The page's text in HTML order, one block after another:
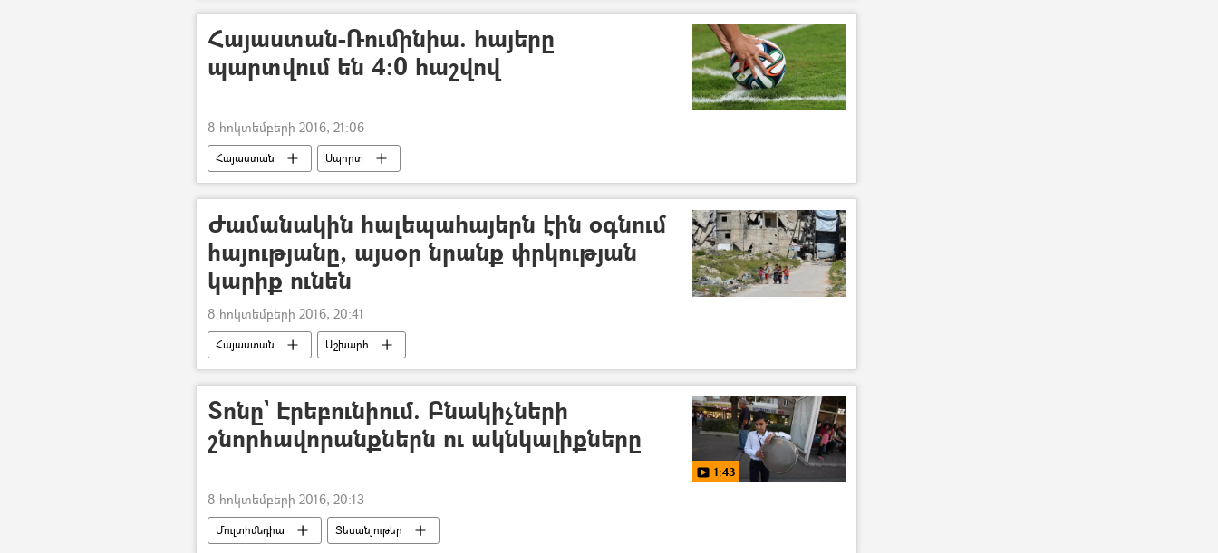
Հայաստան-Ռումինիա. հայերը
պարտվում են 4։0 հաշվով
8 հոկտեմբերի 2016, 21:06
Հայաստան Սպորտ
Ժամանակին հալեպահայերն էին օգնում
հայությանը, այսօր նրանք փրկության
կարիք ունեն
8 հոկտեմբերի 2016, 20:41
Հայաստան Աշխարհ
Տոնը` Էրեբունիում. Բնակիչների
շնորհավորանքներն ու ակնկալիքները
1:43
8 հոկտեմբերի 2016, 20:13
Մուլտիմեդիա Տեսանյութեր